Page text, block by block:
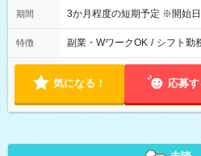
期間 3か月程度の短期予定 ※開始
特徴 副業・WワークOK / シフト勤
気になる！ 応募す